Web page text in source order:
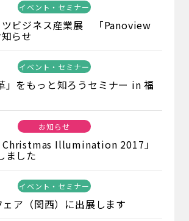
イベント・セミナー
ツビジネス産業展 「Panoview
らせ
イベント・セミナー
」をもっと知ろうセミナー in 福
お知らせ
Christmas Illumination 2017」
ました
イベント・セミナー
ェア（関西）に出展します